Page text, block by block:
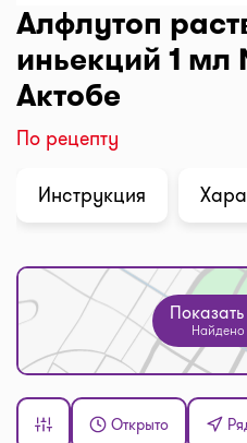
Алфлутоп
иньекций 1 мл
Актобе
По рецепту
Инструкция
Найдено
Открыто